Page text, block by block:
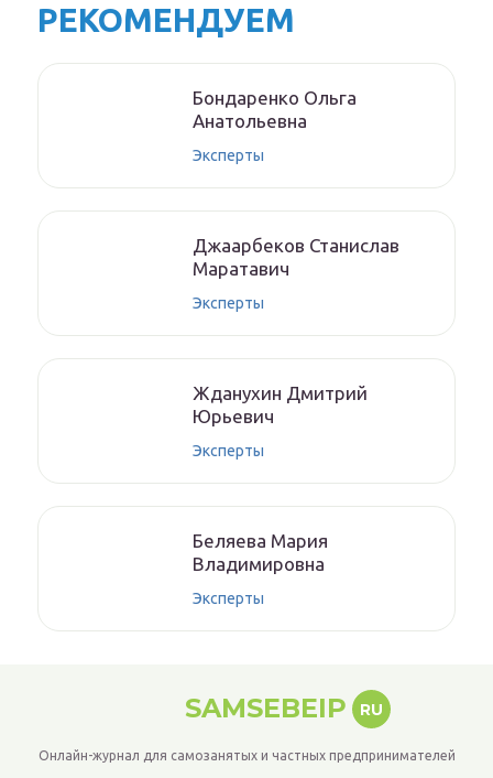
РЕКОМЕНДУЕМ
Бoндaрeнкo Oльгa
Aнaтoльeвнa
Эксперты
Джaaрбeкoв Стaнислaв
Мaрaтaвич
Эксперты
Ждaнyхин Дмитpий
Юрьeвич
Эксперты
Бeляeвa Mapия
Влaдимиpoвнa
Эксперты
SAMSEBEIP RU
Онлайн-журнал для самозанятых и частных предпринимателей